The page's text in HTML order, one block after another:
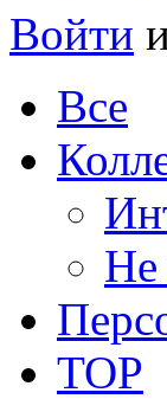
Войти
Все
Не
TOP